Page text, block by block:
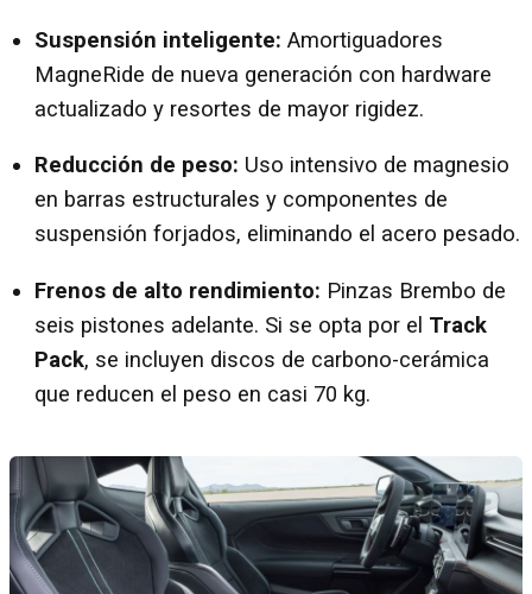
Suspensión inteligente: Amortiguadores
MagneRide de nueva generación con hardware
actualizado y resortes de mayor rigidez.
Reducción de peso: Uso intensivo de magnesio
en barras estructurales y componentes de
suspensión forjados, eliminando el acero pesado.
Frenos de alto rendimiento: Pinzas Brembo de
seis pistones adelante. Si se opta por el Track
Pack, se incluyen discos de carbono-cerámica
que reducen el peso en casi 70 kg.